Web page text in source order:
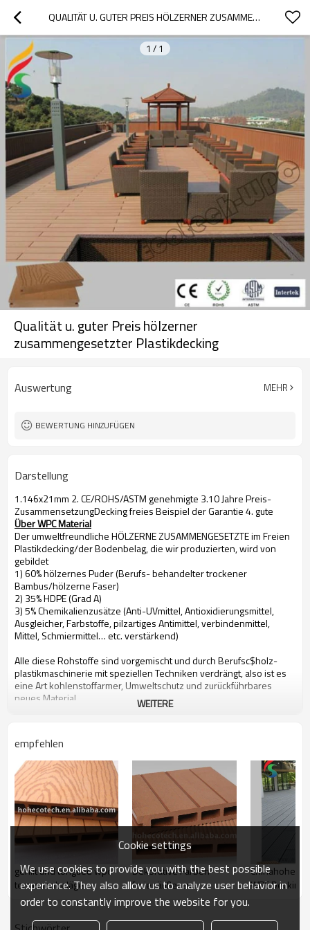
QUALITÄT U. GUTER PREIS HÖLZERNER ZUSAMMENGESETZTER PLASTIKDECKING
1 / 1
Qualität u. guter Preis hölzerner
zusammengesetzter Plastikdecking
Auswertung MEHR
BEWERTUNG HINZUFÜGEN
Darstellung
1.146x21mm 2. CE/ROHS/ASTM genehmigte 3.10 Jahre Preis-
ZusammensetzungDecking freies Beispiel der Garantie 4. gute
Über WPC Material
Der umweltfreundliche HÖLZERNE ZUSAMMENGESETZTE im Freien
Plastikdecking/der Bodenbelag, die wir produzierten, wird von
gebildet
1) 60% hölzernes Puder (Berufs- behandelter trockener
Bambus/hölzerne Faser)
2) 35% HDPE (Grad A)
3) 5% Chemikalienzusätze (Anti-UVmittel, Antioxidierungsmittel,
Ausgleicher, Farbstoffe, pilzartiges Antimittel, verbindenmittel,
Mittel, Schmiermittel… etc. verstärkend)
Alle diese Rohstoffe sind vorgemischt und durch Berufsc$holz-
plastikmaschinerie mit speziellen Techniken verdrängt, also ist es
eine Art kohlenstoffarmer, Umweltschutz und zurückführbares
neues Material
profitieren
1. Umweltfreundlich, bereiteten 100% auf
2. Niedrige Wartung
3. Einfache Installation
4. Temperaturwiderstand, verwendbar von -29°C zu +51°C
5. Langlebig verwenden (10 Jahre Garantie)
6. Wasserdicht, feuchtigkeitsfest, insektensicher
7. Mit hölzernem Geruch sehr natürliches Gefühl
8. UVwiderstand, verblassen beständiges langlebiges Gut
10. Sogar Dimensionsstabilität
Zusammengesetzter Decking für Balkon
Bescheinigungen
WEITERE
empfehlen
gerillt und tongued wpc
terrassenbeläge
Dekorative Farben-
freier äußerer
Bodenbelag
Chinahoher
WPC Decking
Cookie settings
We use cookies to provide you with the best possible
experience. They also allow us to analyze user behavior in
order to constantly improve the website for you.